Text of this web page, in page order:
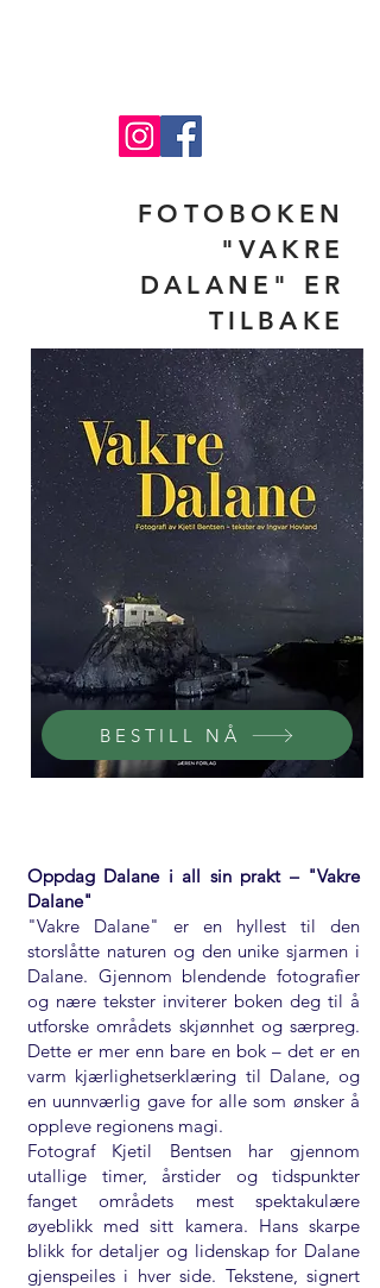
FOTOBOKEN
"VAKRE
DALANE" ER
TILBAKE
BESTILL NÅ
Oppdag Dalane i all sin prakt – "Vakre
Dalane"
"Vakre Dalane" er en hyllest til den
storslåtte naturen og den unike sjarmen i
Dalane. Gjennom blendende fotografier
og nære tekster inviterer boken deg til å
utforske områdets skjønnhet og særpreg.
Dette er mer enn bare en bok – det er en
varm kjærlighetserklæring til Dalane, og
en uunnværlig gave for alle som ønsker å
oppleve regionens magi.
Fotograf Kjetil Bentsen har gjennom
utallige timer, årstider og tidspunkter
fanget områdets mest spektakulære
øyeblikk med sitt kamera. Hans skarpe
blikk for detaljer og lidenskap for Dalane
gjenspeiles i hver side. Tekstene, signert